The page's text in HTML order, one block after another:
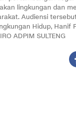
lingkungan dan
Audiensi
Hidup, Hanif
ADPIM SULTENG